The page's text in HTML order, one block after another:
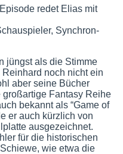
redet Elias mit
Synchron-
jüngst als die Stimme
noch nicht ein
aber seine Bücher
Fantasy Reihe
bekannt als “Game of
er auch kürzlich von
ausgezeichnet.
für die historischen
wie etwa die